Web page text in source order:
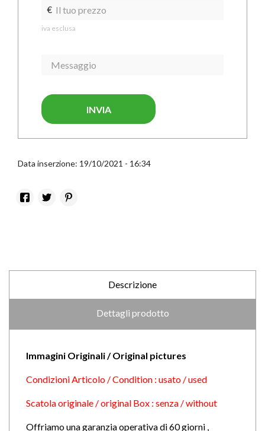
€
iva esclusa
INVIA
Data inserzione: 19/10/2021 - 16:34
Descrizione
Dettagli prodotto
Immagini Originali / Original pictures
Condizioni Articolo / Condition : usato / used
Scatola originale / original Box : senza / without
Offriamo una garanzia operativa di 60 giorni ,